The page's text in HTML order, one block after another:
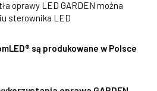
oprawy LED GARDEN można
sterownika LED
są produkowane w Polsce